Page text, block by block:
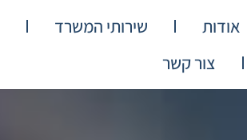
אודות שירותי המשרד
צור קשר